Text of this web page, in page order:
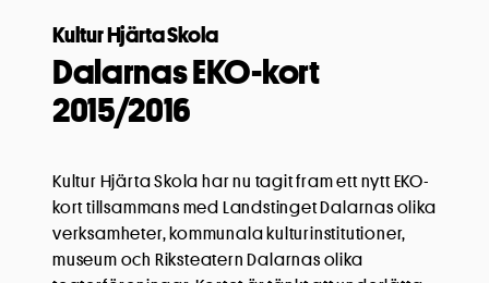
Kultur Hjärta Skola
Dalarnas EKO-kort
2015/2016
Kultur Hjärta Skola har nu tagit fram ett nytt EKO-
kort tillsammans med Landstinget Dalarnas olika
verksamheter, kommunala kulturinstitutioner,
museum och Riksteatern Dalarnas olika